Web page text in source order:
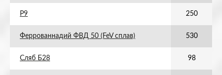
Р9 250
Феррованнадий ФВД 50 (FeV сплав) 530
Сляб Б28 98